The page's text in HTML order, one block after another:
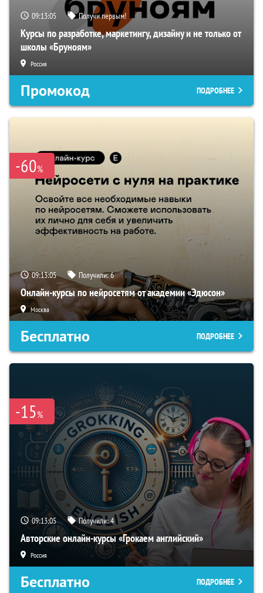
09:13:04 Получи первым!
Курсы по разработке, маркетингу, дизайну и не только от
школы «Бруноям»
Россия
Промокод ПОДРОБНЕЕ
-60%
09:13:04 Получили:6
Онлайн-курсы по нейросетям от академии «Эдюсон»
Москва
Бесплатно ПОДРОБНЕЕ
-15%
09:13:04 Получили:4
Авторские онлайн-курсы «Грокаем английский»
Россия
Бесплатно ПОДРОБНЕЕ